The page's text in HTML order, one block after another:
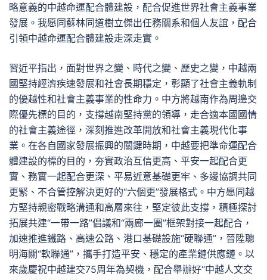
略意義的中越命運配合體建設，配合促進世界社會主義事業
發展。我愿同蘇林同道樹立傑出任務關系和個人友誼，配合
引領中越命運配合體建設走深走實。
習近平指出，面對世界之變、時代之變、歷史之變，中越兩
國堅持經濟疾速發展和社會長期穩定，彰顯了社會主義軌制
的優越性和社會主義事業的性命力。中方將越南作為周邊交
際優先標的目的，支撐越南堅持黨的領導，走合適本國國情
的社會主義途徑，深刻推進改革開放和社會主義現代化事
業。在各自國家發展振興的關鍵時期，中越要把準命運配合
體建設的標的目的，夯實政治互信更高、平安一起配合更
實、務實一起配合更深、平易近意基礎更牢、多邊協調共同
更緊、不合管控解決更好的“六個更”發展格式。中方愿同越
方堅持親密戰略溝通和高層來往，堅定彼此支撐，積極探討
拓展共建“一帶一路”倡議和“兩廊一圈”框架對接一起配合，
加速推進鐵路、高速公路、港口基礎設施“硬聯通”，晉陞聰
明海關“軟聯通”，攜手打造平安、穩定的產業鏈供應鏈。以
來歲慶祝中越建交75周年為契機，配合舉辦好“中越人文交